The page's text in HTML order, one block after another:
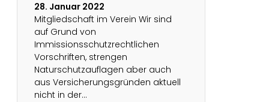
28. Januar 2022
Mitgliedschaft im Verein Wir sind
auf Grund von
Immissionsschutzrechtlichen
Vorschriften, strengen
Naturschutzauflagen aber auch
aus Versicherungsgründen aktuell
nicht in der…